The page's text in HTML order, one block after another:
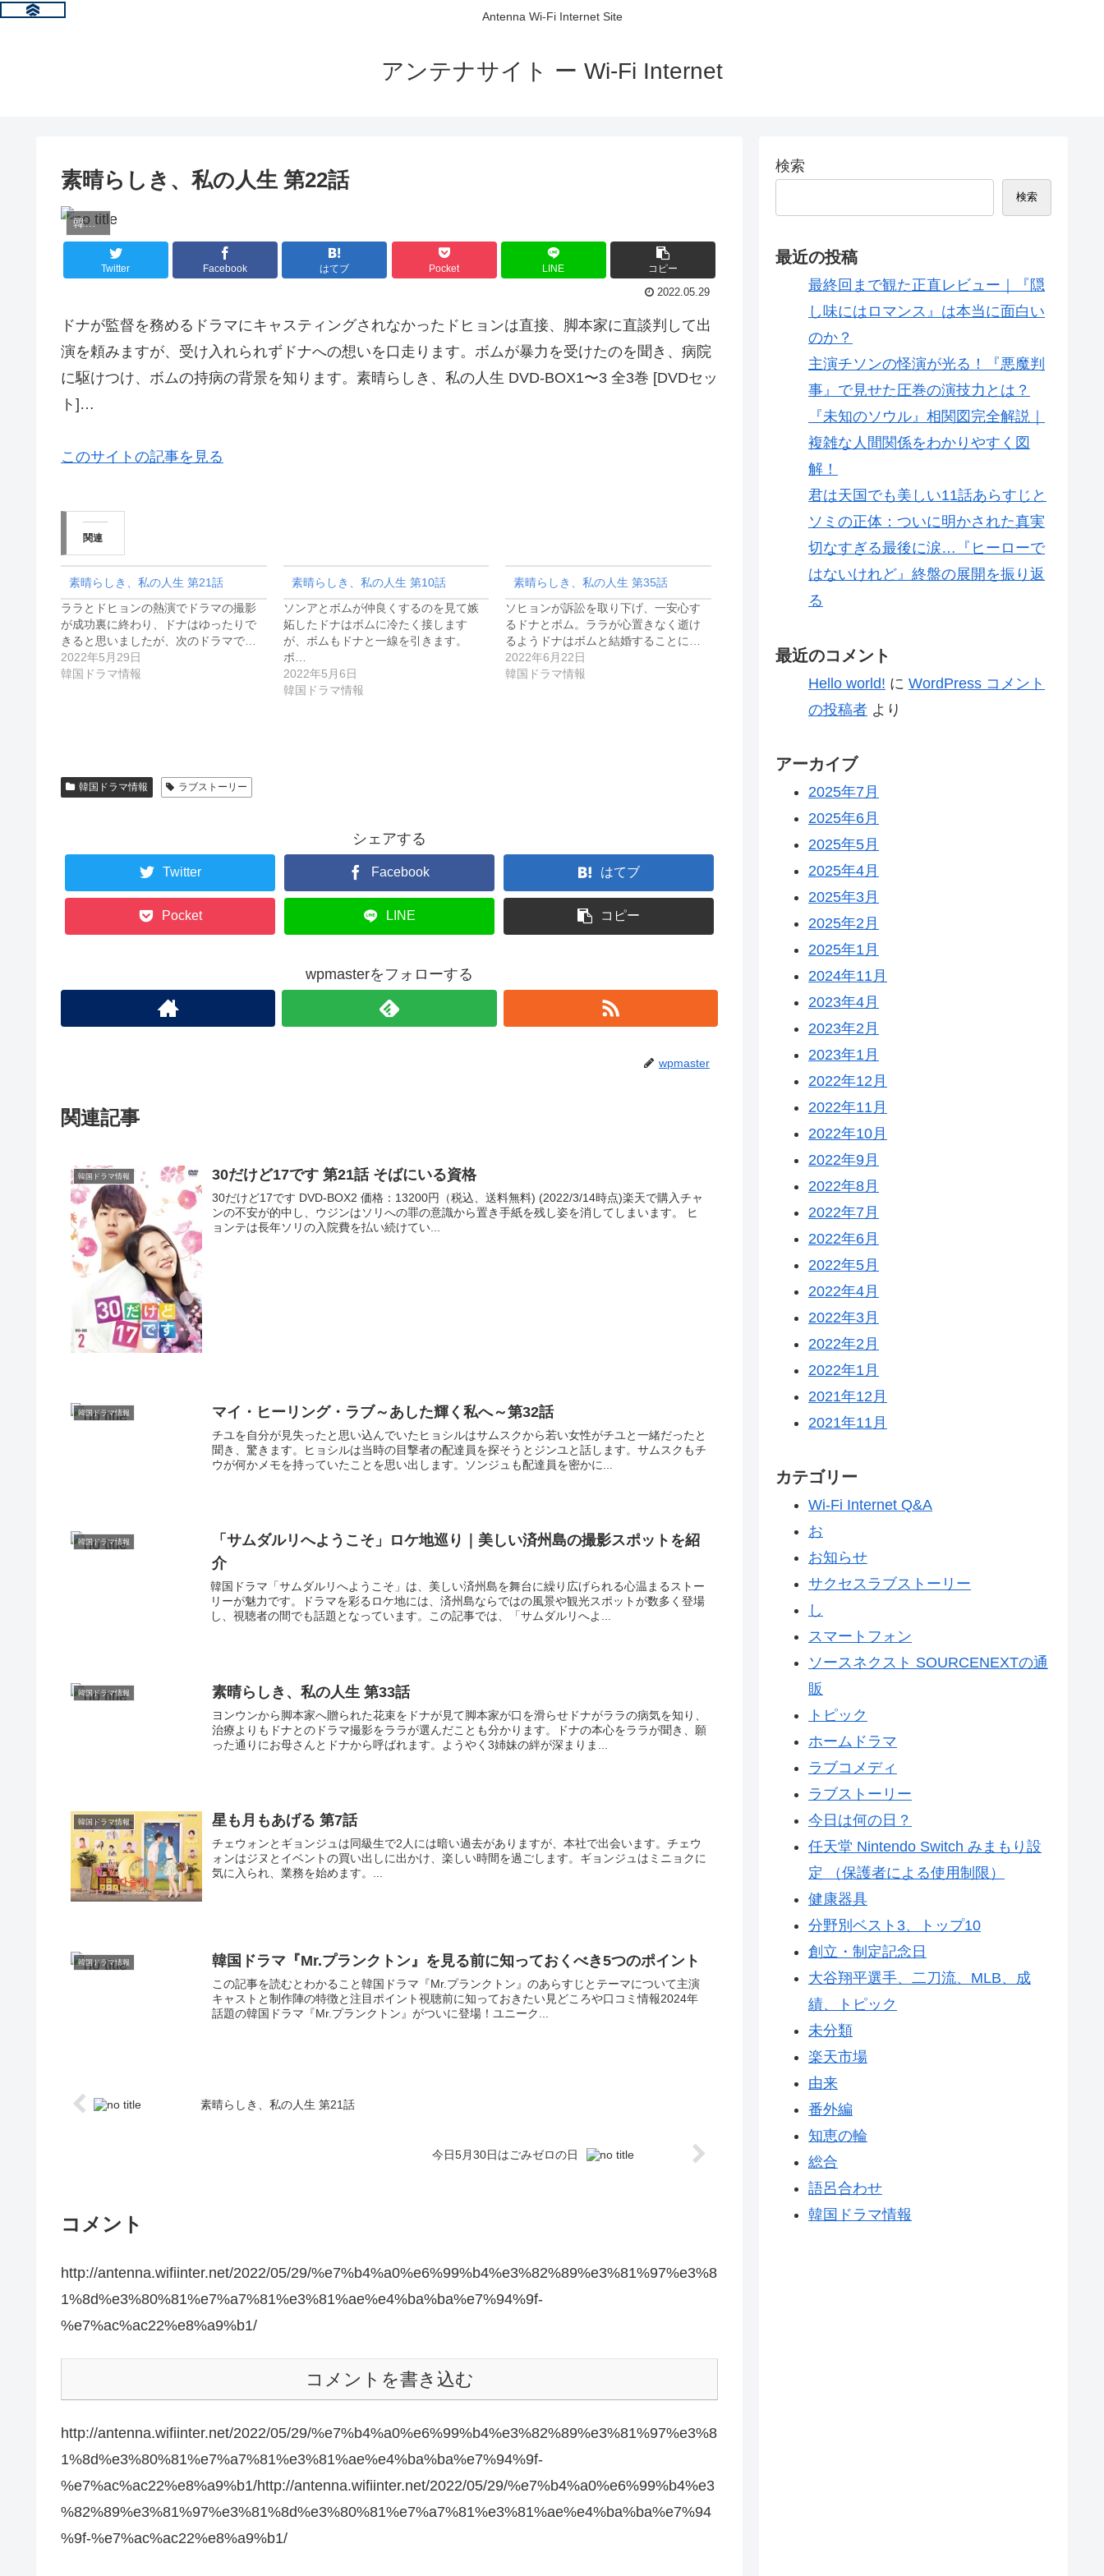
Antenna Wi-Fi Internet Site
アンテナサイト ー Wi-Fi Internet
素晴らしき、私の人生 第22話
韓国ドラマ情報
Twitter Facebook はてブ Pocket LINE コピー
2022.05.29
ドナが監督を務めるドラマにキャスティングされなかったドヒョンは直接、脚本家に直談判して出
演を頼みますが、受け入れられずドナへの想いを口走ります。ボムが暴力を受けたのを聞き、病院
に駆けつけ、ボムの持病の背景を知ります。素晴らしき、私の人生 DVD-BOX1〜3 全3巻 [DVDセッ
ト]…
このサイトの記事を見る
関連
素晴らしき、私の人生 第21話
ララとドヒョンの熱演でドラマの撮影
が成功裏に終わり、ドナはゆったりで
きると思いましたが、次のドラマで…
2022年5月29日
韓国ドラマ情報
素晴らしき、私の人生 第10話
ソンアとボムが仲良くするのを見て嫉
妬したドナはボムに冷たく接します
が、ボムもドナと一線を引きます。
ボ…
2022年5月6日
韓国ドラマ情報
素晴らしき、私の人生 第35話
ソヒョンが訴訟を取り下げ、一安心す
るドナとボム。ララが心置きなく逝け
るようドナはボムと結婚することに…
2022年6月22日
韓国ドラマ情報
韓国ドラマ情報 ラブストーリー
シェアする
Twitter Facebook はてブ
Pocket LINE コピー
wpmasterをフォローする
wpmaster
関連記事
韓国ドラマ情報 30だけど17です 第21話 そばにいる資格
30だけど17です DVD-BOX2 価格：13200円（税込、送料無料) (2022/3/14時点)楽天で購入チャ
ンの不安が的中し、ウジンはソリへの罪の意識から置き手紙を残し姿を消してしまいます。 ヒ
ョンテは長年ソリの入院費を払い続けてい...
韓国ドラマ情報 マイ・ヒーリング・ラブ～あした輝く私へ～第32話
チユを自分が見失ったと思い込んでいたヒョシルはサムスクから若い女性がチユと一緒だったと
聞き、驚きます。ヒョシルは当時の目撃者の配達員を探そうとジンユと話します。サムスクもチ
ウが何かメモを持っていたことを思い出します。ソンジュも配達員を密かに...
韓国ドラマ情報
「サムダルリへようこそ」ロケ地巡り｜美しい済州島の撮影スポットを紹
介
韓国ドラマ「サムダルリへようこそ」は、美しい済州島を舞台に繰り広げられる心温まるストー
リーが魅力です。ドラマを彩るロケ地には、済州島ならではの風景や観光スポットが数多く登場
し、視聴者の間でも話題となっています。この記事では、「サムダルリへよ...
韓国ドラマ情報 素晴らしき、私の人生 第33話
ヨンウンから脚本家へ贈られた花束をドナが見て脚本家が口を滑らせドナがララの病気を知り、
治療よりもドナとのドラマ撮影をララが選んだことも分かります。ドナの本心をララが聞き、願
った通りにお母さんとドナから呼ばれます。ようやく3姉妹の絆が深まりま...
韓国ドラマ情報 星も月もあげる 第7話
チェウォンとギョンジュは同級生で2人には暗い過去がありますが、本社で出会います。チェウ
ォンはジヌとイベントの買い出しに出かけ、楽しい時間を過ごします。ギョンジュはミニョクに
気に入られ、業務を始めます。...
韓国ドラマ情報 韓国ドラマ『Mr.プランクトン』を見る前に知っておくべき5つのポイント
この記事を読むとわかること韓国ドラマ『Mr.プランクトン』のあらすじとテーマについて主演
キャストと制作陣の特徴と注目ポイント視聴前に知っておきたい見どころや口コミ情報2024年
話題の韓国ドラマ『Mr.プランクトン』がついに登場！ユニーク...
素晴らしき、私の人生 第21話
今日5月30日はごみゼロの日
コメント
http://antenna.wifiinter.net/2022/05/29/%e7%b4%a0%e6%99%b4%e3%82%89%e3%81%97%e3%8
1%8d%e3%80%81%e7%a7%81%e3%81%ae%e4%ba%ba%e7%94%9f-
%e7%ac%ac22%e8%a9%b1/
コメントを書き込む
http://antenna.wifiinter.net/2022/05/29/%e7%b4%a0%e6%99%b4%e3%82%89%e3%81%97%e3%8
1%8d%e3%80%81%e7%a7%81%e3%81%ae%e4%ba%ba%e7%94%9f-
%e7%ac%ac22%e8%a9%b1/http://antenna.wifiinter.net/2022/05/29/%e7%b4%a0%e6%99%b4%e3
%82%89%e3%81%97%e3%81%8d%e3%80%81%e7%a7%81%e3%81%ae%e4%ba%ba%e7%94
%9f-%e7%ac%ac22%e8%a9%b1/
検索
検索
最近の投稿
最終回まで観た正直レビュー｜『隠
し味にはロマンス』は本当に面白い
のか？
主演チソンの怪演が光る！『悪魔判
事』で見せた圧巻の演技力とは？
『未知のソウル』相関図完全解説｜
複雑な人間関係をわかりやすく図
解！
君は天国でも美しい11話あらすじと
ソミの正体：ついに明かされた真実
切なすぎる最後に涙…『ヒーローで
はないけれど』終盤の展開を振り返
る
最近のコメント
Hello world! に WordPress コメント
の投稿者 より
アーカイブ
2025年7月
2025年6月
2025年5月
2025年4月
2025年3月
2025年2月
2025年1月
2024年11月
2023年4月
2023年2月
2023年1月
2022年12月
2022年11月
2022年10月
2022年9月
2022年8月
2022年7月
2022年6月
2022年5月
2022年4月
2022年3月
2022年2月
2022年1月
2021年12月
2021年11月
カテゴリー
Wi-Fi Internet Q&A
お
お知らせ
サクセスラブストーリー
し
スマートフォン
ソースネクスト SOURCENEXTの通
販
トピック
ホームドラマ
ラブコメディ
ラブストーリー
今日は何の日？
任天堂 Nintendo Switch みまもり設
定 （保護者による使用制限）
健康器具
分野別ベスト3、トップ10
創立・制定記念日
大谷翔平選手、二刀流、MLB、成
績、トピック
未分類
楽天市場
由来
番外編
知恵の輪
総合
語呂合わせ
韓国ドラマ情報